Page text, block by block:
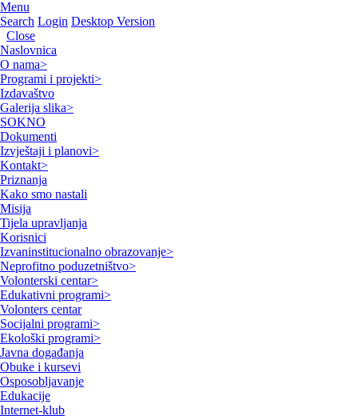
Menu
Search Login Desktop Version
Close
Naslovnica
O nama>
Programi i projekti>
Izdavaštvo
Galerija slika>
SOKNO
Dokumenti
Izvještaji i planovi>
Kontakt>
Priznanja
Kako smo nastali
Misija
Tijela upravljanja
Korisnici
Izvaninstitucionalno obrazovanje>
Neprofitno poduzetništvo>
Volonterski centar>
Edukativni programi>
Volonters centar
Socijalni programi>
Ekološki programi>
Javna događanja
Obuke i kursevi
Osposobljavanje
Edukacije
Internet-klub